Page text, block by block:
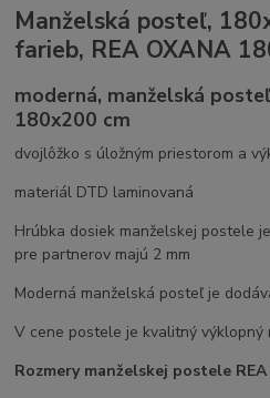
Manželská posteľ,
farieb, REA OXANA
moderná, manželská
180x200 cm
dvojlôžko s úložným priestorom a
materiál DTD laminovaná
Hrúbka dosiek manželskej postele
pre partnerov majú 2 mm
Moderná manželská posteľ je
V cene postele je kvalitný výklopný
Rozmery manželskej postele REA